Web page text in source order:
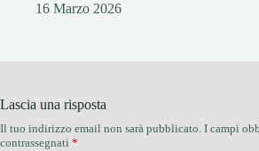
16 Marzo 2026
Lascia una risposta
Il tuo indirizzo email non sarà pubblicato. I campi
contrassegnati *